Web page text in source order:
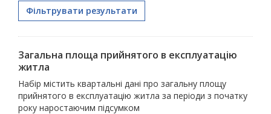
Фільтрувати результати
Загальна площа прийнятого в експлуатацію
житла
Набір містить квартальні дані про загальну площу
прийнятого в експлуатацію житла за періоди з початку
року наростаючим підсумком